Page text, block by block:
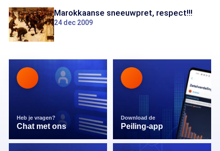
Marokkaanse sneeuwpret, respect!!!
24 dec 2009
Heb je vragen?
Chat met ons
Download de
Peiling-app